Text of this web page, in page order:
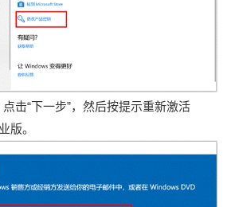
击“下一步”，然后按提示重新激活
版。